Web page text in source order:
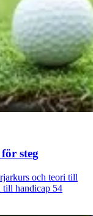
steg
och teori till
till handicap 54